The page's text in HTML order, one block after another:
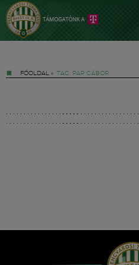
FŐOLDAL » TAG: PAP GÁBOR
Hírek